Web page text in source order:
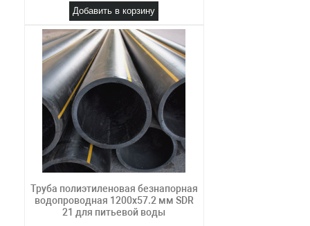
Добавить в корзину
Труба полиэтиленовая безнапорная
водопроводная 1200х57.2 мм SDR
21 для питьевой воды